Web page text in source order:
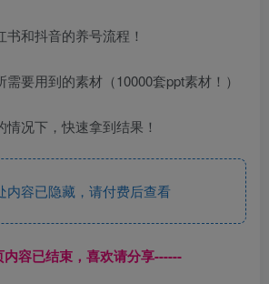
和抖音的养号流程！
要用到的素材（10000套ppt素材！）
况下，快速拿到结果！
容已隐藏，请付费后查看
容已结束，喜欢请分享------